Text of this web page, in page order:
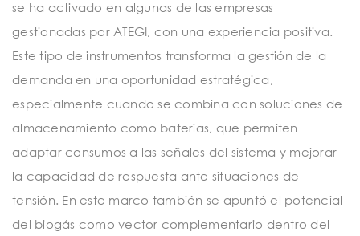
se ha activado en algunas de las empresas
gestionadas por ATEGI, con una experiencia positiva.
Este tipo de instrumentos transforma la gestión de la
demanda en una oportunidad estratégica,
especialmente cuando se combina con soluciones de
almacenamiento como baterías, que permiten
adaptar consumos a las señales del sistema y mejorar
la capacidad de respuesta ante situaciones de
tensión. En este marco también se apuntó el potencial
del biogás como vector complementario dentro del